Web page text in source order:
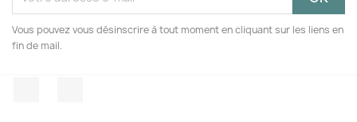
Vous pouvez vous désinscrire à tout moment en cliquant sur les liens en
fin de mail.